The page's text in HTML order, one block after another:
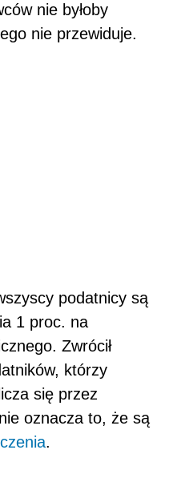
nie byłoby
nie przewiduje.
podatnicy są
1 proc. na
Zwrócił
którzy
się przez
oznacza to, że są
.